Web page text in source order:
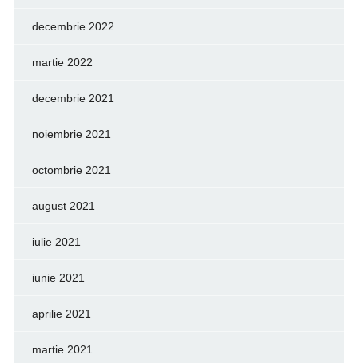
decembrie 2022
martie 2022
decembrie 2021
noiembrie 2021
octombrie 2021
august 2021
iulie 2021
iunie 2021
aprilie 2021
martie 2021